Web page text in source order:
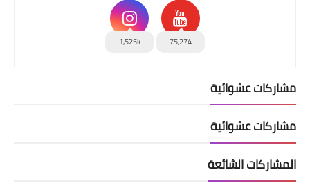
75,274
1,525k
مشاركات عشوائية
مشاركات عشوائية
المشاركات الشائعة